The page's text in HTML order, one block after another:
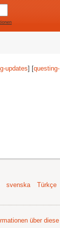
updates] [questing-
svenska
Türkçe
über diese